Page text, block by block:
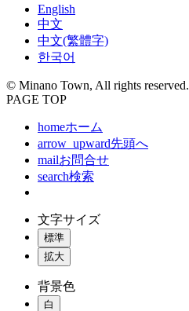
English
中文
中文(繁體字)
한국어
© Minano Town, All rights reserved.
PAGE TOP
homeホーム
arrow_upward先頭へ
mailお問合せ
search検索
文字サイズ
標準
拡大
背景色
白